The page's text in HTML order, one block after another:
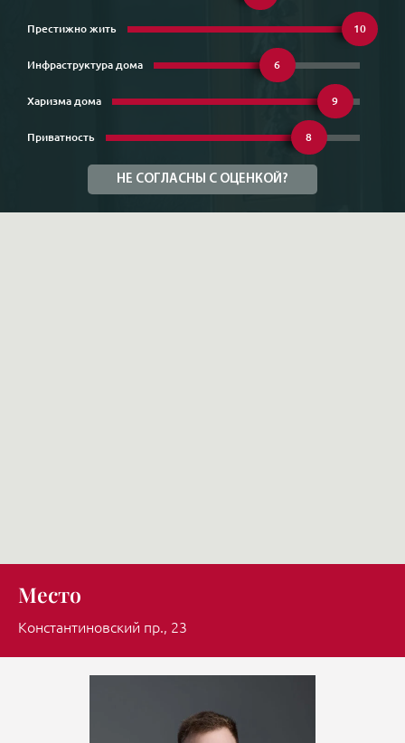
Престижно жить 10
Инфраструктура дома 6
Харизма дома 9
Приватность 8
НЕ СОГЛАСНЫ С ОЦЕНКОЙ?
Место
Константиновский пр., 23